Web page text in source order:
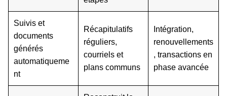
Suivis et
documents
générés
automatiqueme
nt
Récapitulatifs
réguliers,
courriels et
plans communs
Intégration,
renouvellements
, transactions en
phase avancée